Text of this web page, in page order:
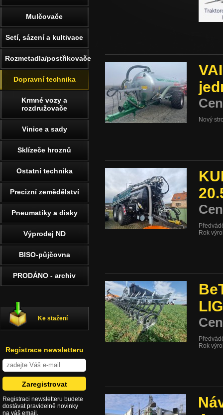
Nový
Rok
Rok
Mulčovače
Setí, sázení a kultivace
Rozmetadla/postřikovače
Dopravní technika
Krmné vozy a
rozdružovače
Vinice a sady
Sklízeče hroznů
Ostatní technika
Precizní zemědělství
Pneumatiky a disky
Výprodej ND
BISO-půjčovna
PRODÁNO - archiv
Ke stažení
Registrace newsletteru
Registraci newsletteru budete
dostávat pravidelně novinky
na váš email.